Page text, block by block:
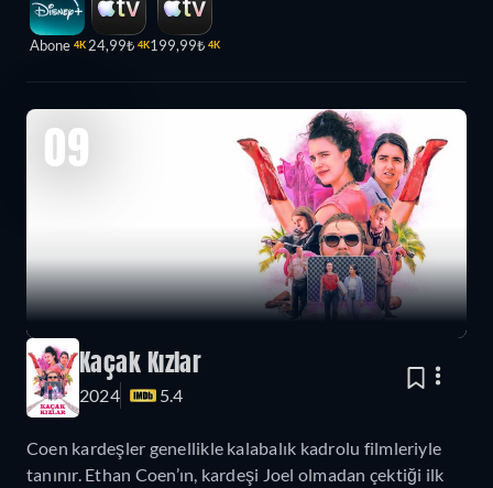
Abone 4K 24,99₺ 4K199,99₺ 4K
09
Kaçak Kızlar
2024 5.4
Coen kardeşler genellikle kalabalık kadrolu filmleriyle
tanınır. Ethan Coen’ın, kardeşi Joel olmadan çektiği ilk